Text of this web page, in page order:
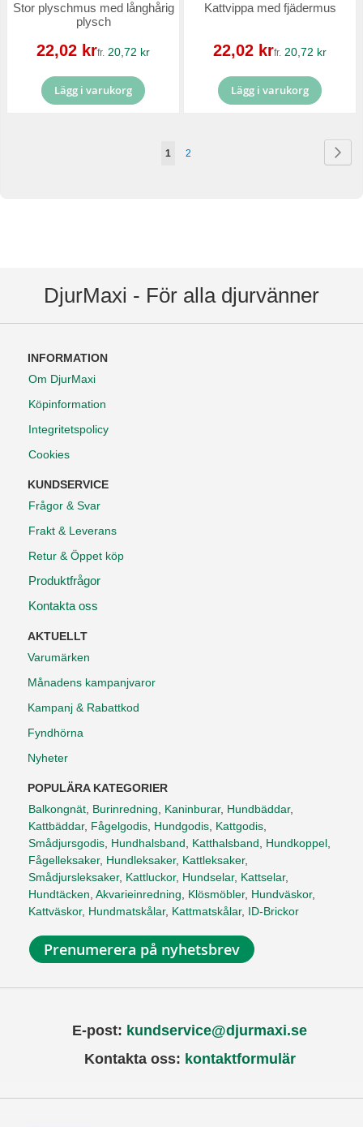
Stor plyschmus med långhårig
plysch
Reapris
22,02 krfr. 20,72 kr
Lägg i varukorg
Kattvippa med fjädermus
Reapris
22,02 krfr. 20,72 kr
Lägg i varukorg
Sida
You're
1 Sida
2
DjurMaxi - För alla djurvänner
INFORMATION
Om DjurMaxi
Köpinformation
Integritetspolicy
Cookies
KUNDSERVICE
Frågor & Svar
Frakt & Leverans
Retur & Öppet köp
Produktfrågor
Kontakta oss
AKTUELLT
Varumärken
Månadens kampanjvaror
Kampanj & Rabattkod
Fyndhörna
Nyheter
POPULÄRA KATEGORIER
Balkongnät Burinredning Kaninburar, Hundbäddar,
Kattbäddar, Fågelgodis Hundgodis Kattgodis
Smådjursgodis Hundhalsband Katthalsband Hundkoppel
Fågelleksaker, Hundleksaker, Kattleksaker,
Smådjursleksaker, Kattluckor, Hundselar, Kattselar,
Hundtäcken Akvarieinredning Klösmöbler, Hundväskor,
Kattväskor, Hundmatskålar, Kattmatskålar, ID-Brickor
Prenumerera på nyhetsbrev
E-post: kundservice@djurmaxi.se
Kontakta oss: kontaktformulär